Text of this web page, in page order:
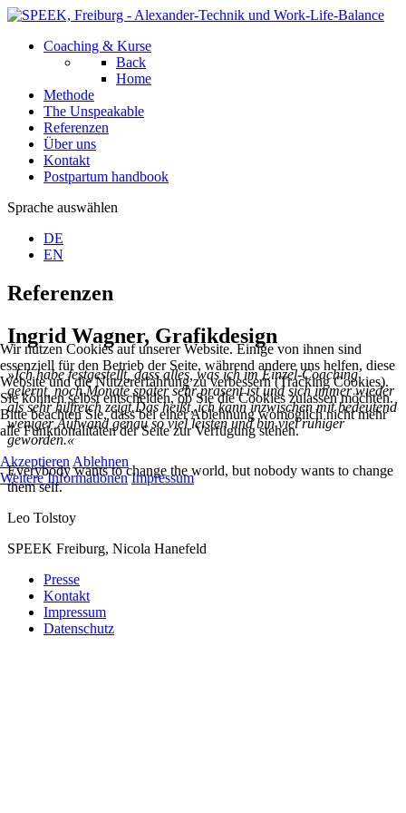
Coaching & Kurse
Back
Home
Methode
The Unspeakable
Referenzen
Über uns
Kontakt
Postpartum handbook
Sprache auswählen
DE
EN
Referenzen
Ingrid Wagner, Grafikdesign
»Ich habe festgestellt, dass alles, was ich im Einzel-Coaching
gelernt, noch Monate später sehr präsent ist und sich immer wieder
als sehr hilfreich zeigt.Das heißt, ich kann inzwischen mit bedeutend
weniger Aufwand genau so viel leisten und bin viel ruhiger
geworden.«
Everybody wants to change the world, but nobody wants to change
them self.
Leo Tolstoy
SPEEK Freiburg, Nicola Hanefeld
Presse
Kontakt
Impressum
Datenschutz
Wir nutzen Cookies auf unserer Website. Einige von ihnen sind
essenziell für den Betrieb der Seite, während andere uns helfen, diese
Website und die Nutzererfahrung zu verbessern (Tracking Cookies).
Sie können selbst entscheiden, ob Sie die Cookies zulassen möchten.
Bitte beachten Sie, dass bei einer Ablehnung womöglich nicht mehr
alle Funktionalitäten der Seite zur Verfügung stehen.
Akzeptieren Ablehnen
Weitere Informationen Impressum